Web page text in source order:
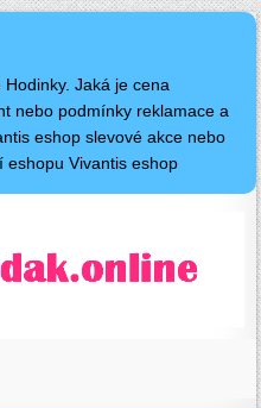
Jaká je cena
nebo podmínky reklamace a
eshop slevové akce nebo
eshopu Vivantis eshop